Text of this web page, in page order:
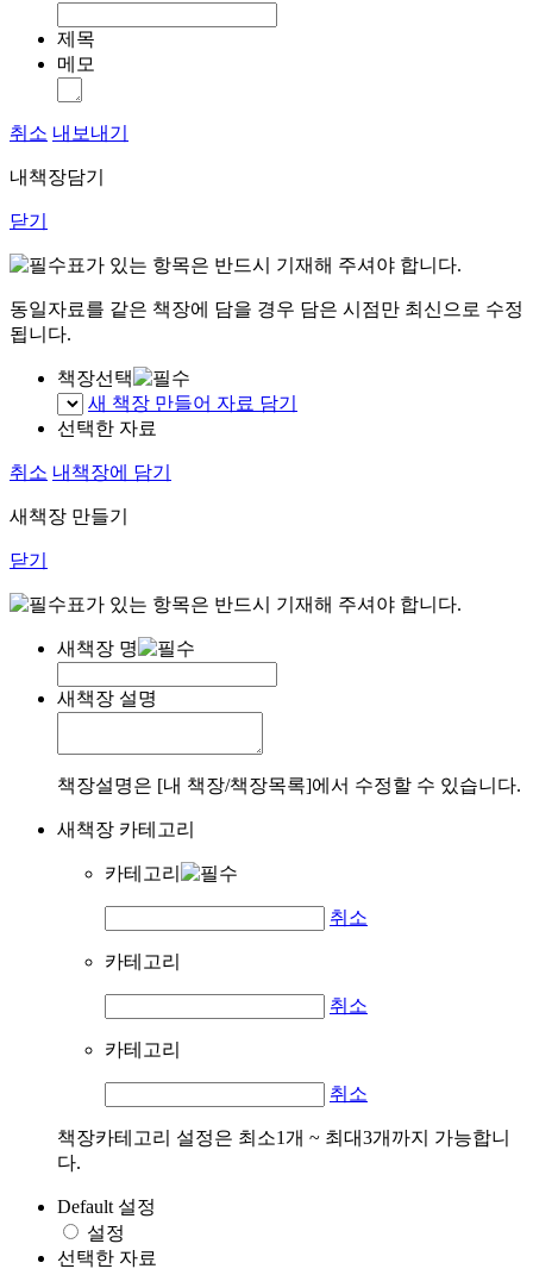
제목
메모
취소 내보내기
내책장담기
닫기
표가 있는 항목은 반드시 기재해 주셔야 합니다.
동일자료를 같은 책장에 담을 경우 담은 시점만 최신으로 수정
됩니다.
책장선택
새 책장 만들어 자료 담기
선택한 자료
취소 내책장에 담기
새책장 만들기
닫기
표가 있는 항목은 반드시 기재해 주셔야 합니다.
새책장 명
새책장 설명
책장설명은 [내 책장/책장목록]에서 수정할 수 있습니다.
새책장 카테고리
카테고리
취소
카테고리
취소
카테고리
취소
책장카테고리 설정은 최소1개 ~ 최대3개까지 가능합니
다.
Default 설정
설정
선택한 자료